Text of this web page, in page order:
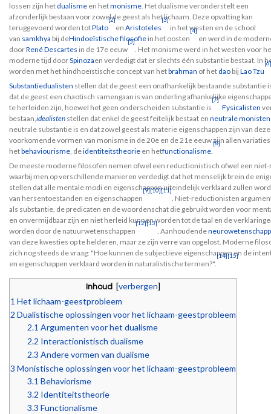
lossen zijn het dualisme en hetmonisme . Het dualisme veronderstelt een
afzonderlijk bestaan voor zowel de geest als het lichaam. Deze opvatting kan
teruggevoerd worden totPlato
[2]
en Aristoteles
[3]
in het westen en de school
van samkhya bij deHindoeïstische filosofie in het oosten
[4]
en werd in de
doorRené Descartes in de 17e eeuw
[5]
. Het monisme werd in het westen voor
moderne tijd doorSpinozaen verdedigt dat er slechts één substantie bestaat. In
worden met het hindhoeïstische concept van hetbrahman of het dao bijLao Tzu
[6]
Substantiedualisten stellen dat de geest een onafhankelijk bestaande substantie
dat de geest een chaotisch samengaan is van onderling afhankelijke
te herleiden zijn, hoewel het geen onderscheiden substantie is
[7]
Fysicalisten
bestaan, idealisten stellen dat enkel de geest feitelijk bestaat en neutrale monisten
neutrale substantie is en dat zowel geest als materie eigenschappen zijn van
voorkomende vormen van monisme in de 20e en de 21e eeuw zijn allen
hetbehaviourisme , deidentiteitstheorie en hetfunctionalisme
[8]
De meeste moderne filosofen nemen ofwel een reductionistisch ofwel een
waarbij men op verschillende manieren verdedigt dat het menselijk brein de
stellen dat alle mentale modi en eigenschappen uiteindelijk verklaard zullen
van hersentoestanden en eigenschappen
[9][10][11]
. Niet-reductionisten
als substantie, de predicaten en de woordenschat die gebruikt worden voor
en onvermijdbaar zijn en niet herleid kunnen worden tot de taal en de
worden door de natuurwetenschappen
[12][13]
. Aanhoudende
van deze kwesties op te helderen, maar ze zijn verre van opgelost. Moderne
zich nog steeds de vraag: "Hoe kunnen de subjectieve eigenschappen en de
en eigenschappen verklaard worden in naturalistische termen?".
[14][15]
Inhoud [verbergen]
1 Het lichaam-geestprobleem
2 Dualistische oplossingen voor het lichaam-geestprobleem
2.1 Argumenten voor het dualisme
2.2 Interactionistisch dualisme
2.3 Andere vormen van dualisme
3 Monistische oplossingen voor het lichaam-geestprobleem
3.1 Behaviorisme
3.2 Identiteitstheorie
3.3 Functionalisme